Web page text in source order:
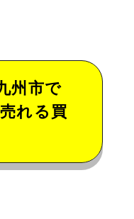
州市で
れる買